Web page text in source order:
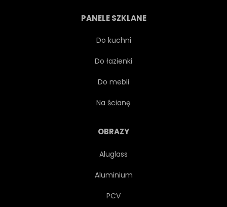
PANELE SZKLANE
Do kuchni
Do łazienki
Do mebli
Na ścianę
OBRAZY
Aluglass
Aluminium
PCV